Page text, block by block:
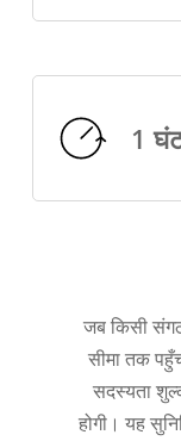
1
जब किसी
सीमा तक
सदस्यता
होगी। यह